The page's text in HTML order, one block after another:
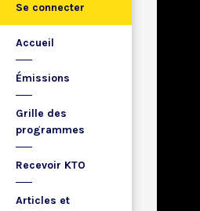
Se connecter
Accueil
Émissions
Grille des
programmes
Recevoir KTO
Articles et